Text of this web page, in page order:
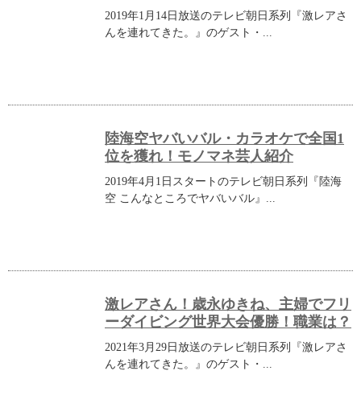
2019年1月14日放送のテレビ朝日系列『激レアさ
んを連れてきた。』のゲスト・...
陸海空ヤバいバル・カラオケで全国1
位を獲れ！モノマネ芸人紹介
2019年4月1日スタートのテレビ朝日系列『陸海
空 こんなところでヤバいバル』...
激レアさん！歳永ゆきね、主婦でフリ
ーダイビング世界大会優勝！職業は？
2021年3月29日放送のテレビ朝日系列『激レアさ
んを連れてきた。』のゲスト・...